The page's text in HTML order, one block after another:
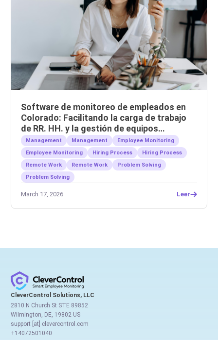
Software de monitoreo de empleados en
Colorado: Facilitando la carga de trabajo
de RR. HH. y la gestión de equipos
remotos.
Management Management
Employee Monitoring
Employee Monitoring
Hiring Process
Hiring Process
Remote Work
Remote Work
Problem Solving
Problem Solving
March 17, 2026 Leer
CleverControl Solutions, LLC
2810 N Church St STE 89852
Wilmington, DE, 19802 US
support [at] clevercontrol.com
+14072501040